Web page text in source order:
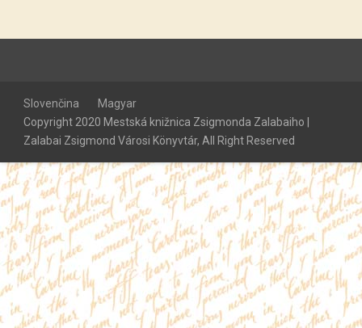
Slovenčina
Magyar
Copyright 2020 Mestská knižnica Zsigmonda Zalabaiho |
Zalabai Zsigmond Városi Könyvtár, All Right Reserved